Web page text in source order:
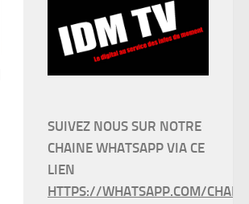
SUIVEZ NOUS SUR NOTRE
CHAINE WHATSAPP VIA CE
LIEN
HTTPS://WHATSAPP.COM/